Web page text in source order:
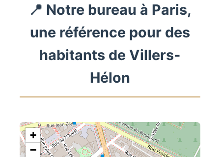
📍 Notre bureau à Paris,
une référence pour des
habitants de Villers-
Hélon
+
−